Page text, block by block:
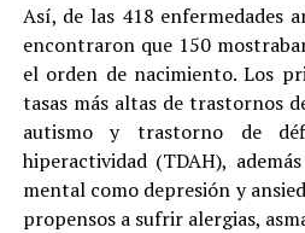
Así, de las 418 enfermedades
encontraron que 150
el orden de nacimiento. Los
tasas más altas de trastornos
autismo y trastorno de
hiperactividad (TDAH),
mental como depresión y
propensos a sufrir alergias,